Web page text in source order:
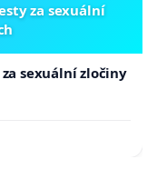
za sexuální
sexuální zločiny